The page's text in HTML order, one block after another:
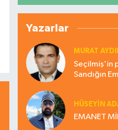
Yazarlar
MURAT
Seçilmiş'in
Sandığın
HÜSEYIN
EMANET